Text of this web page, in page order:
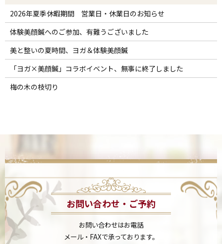
2026年夏季休暇期間 営業日・休業日のお知らせ
体験美顔鍼へのご参加、有難うございました
美と整いの夏時間、ヨガ＆体験美顔鍼
「ヨガ×美顔鍼」コラボイベント、無事に終了しました
梅の木の枝切り
お問い合わせ・ご予約
お問い合わせはお電話
メール・FAXで承っております。